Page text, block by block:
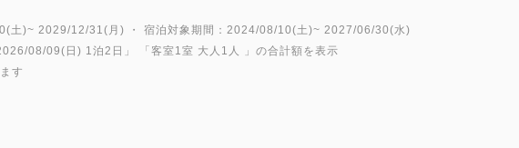
土)~ 2029/12/31(月) ・ 宿泊対象期間：2024/08/10(土)~ 2027/06/30(水)
08/09(日) 1泊2日 」 「 客室1室 大人1人
」の合計額を表示
す